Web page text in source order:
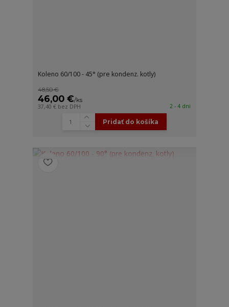
Koleno 60/100 - 45° (pre kondenz. kotly)
48,50 €
46,00 €/ks
37,40 € bez DPH 2 - 4 dni
Pridať do košíka